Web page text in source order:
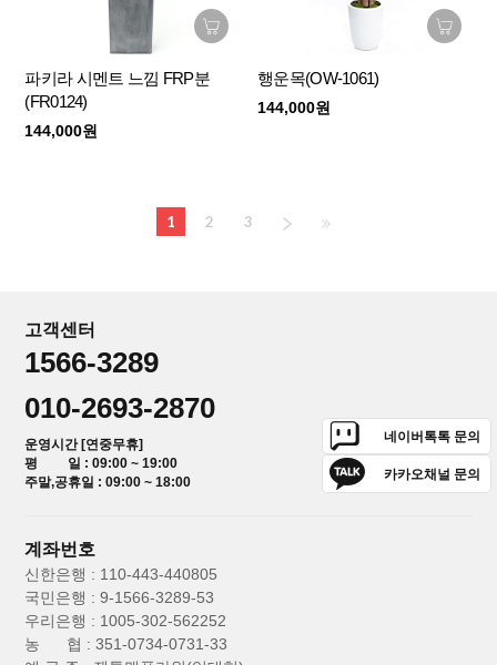
파키라 시멘트 느낌 FRP분
(FR0124)
144,000원
행운목(OW-1061)
144,000원
1 2 3
고객센터
1566-3289
010-2693-2870
운영시간 [연중무휴]
평 일 : 09:00 ~ 19:00
주말,공휴일 : 09:00 ~ 18:00
네이버톡톡 문의
카카오채널 문의
계좌번호
신한은행 : 110-443-440805
국민은행 : 9-1566-3289-53
우리은행 : 1005-302-562252
농 협 : 351-0734-0731-33